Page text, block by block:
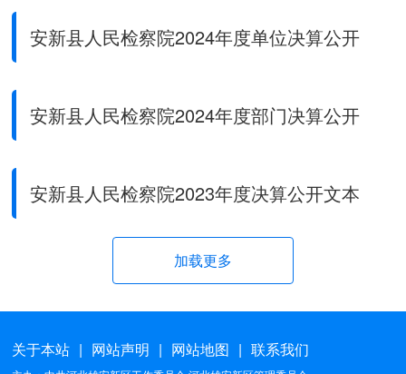
河北雄安新区人大工作联络办公室
河北雄安新区改革发展局
河北雄安新区综合执法局
河北雄安新区应急管理局
河北雄安新区生态环境局
安新县人民检察院2024年度单位决算公开
安新县人民检察院2024年度部门决算公开
安新县人民检察院2023年度决算公开文本
加载更多
关于本站 | 网站声明 | 网站地图 | 联系我们